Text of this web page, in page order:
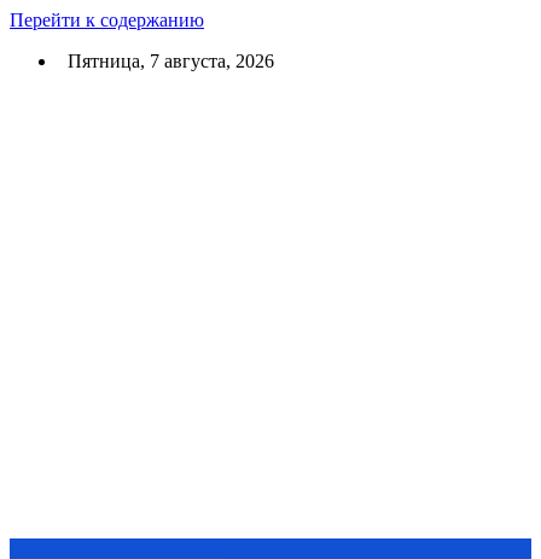
Перейти к содержанию
Пятница, 7 августа, 2026